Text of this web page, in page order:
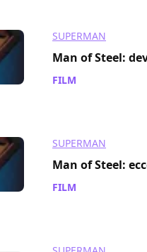
SUPERMAN
Man of Steel:
FILM
SUPERMAN
Man of Steel:
FILM